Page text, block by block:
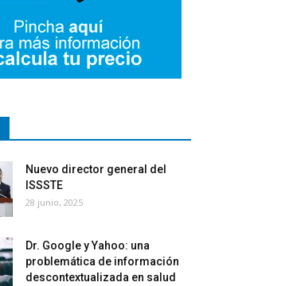
Nuevo director general del
ISSSTE
28 junio, 2025
Dr. Google y Yahoo: una
problemática de información
descontextualizada en salud